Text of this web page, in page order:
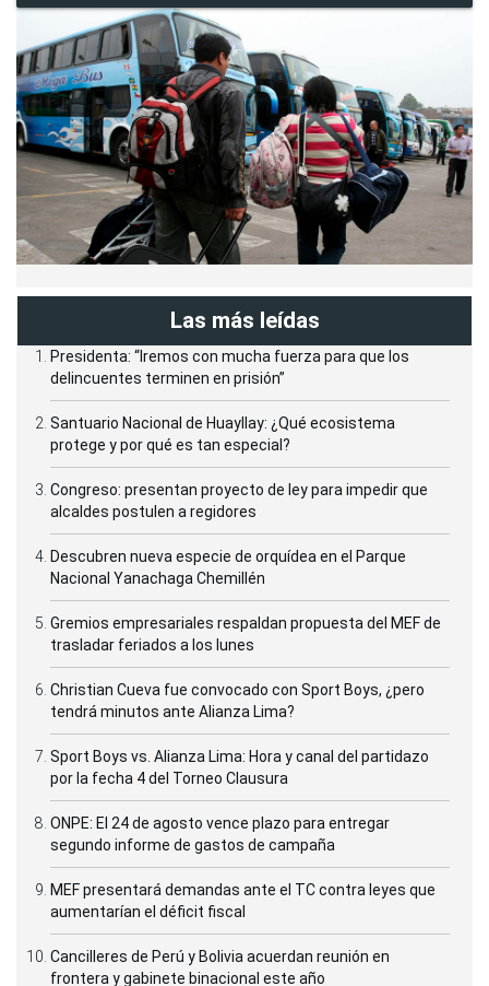
Las más leídas
Presidenta: “Iremos con mucha fuerza para que los
delincuentes terminen en prisión”
Santuario Nacional de Huayllay: ¿Qué ecosistema
protege y por qué es tan especial?
Congreso: presentan proyecto de ley para impedir que
alcaldes postulen a regidores
Descubren nueva especie de orquídea en el Parque
Nacional Yanachaga Chemillén
Gremios empresariales respaldan propuesta del MEF de
trasladar feriados a los lunes
Christian Cueva fue convocado con Sport Boys, ¿pero
tendrá minutos ante Alianza Lima?
Sport Boys vs. Alianza Lima: Hora y canal del partidazo
por la fecha 4 del Torneo Clausura
ONPE: El 24 de agosto vence plazo para entregar
segundo informe de gastos de campaña
MEF presentará demandas ante el TC contra leyes que
aumentarían el déficit fiscal
Cancilleres de Perú y Bolivia acuerdan reunión en
frontera y gabinete binacional este año